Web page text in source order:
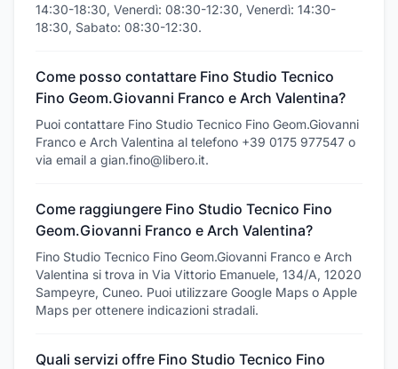
14:30-18:30, Venerdì: 08:30-12:30, Venerdì: 14:30-
18:30, Sabato: 08:30-12:30.
Come posso contattare Fino Studio Tecnico
Fino Geom.Giovanni Franco e Arch Valentina?
Puoi contattare Fino Studio Tecnico Fino Geom.Giovanni
Franco e Arch Valentina al telefono +39 0175 977547 o
via email a gian.fino@libero.it.
Come raggiungere Fino Studio Tecnico Fino
Geom.Giovanni Franco e Arch Valentina?
Fino Studio Tecnico Fino Geom.Giovanni Franco e Arch
Valentina si trova in Via Vittorio Emanuele, 134/A, 12020
Sampeyre, Cuneo. Puoi utilizzare Google Maps o Apple
Maps per ottenere indicazioni stradali.
Quali servizi offre Fino Studio Tecnico Fino